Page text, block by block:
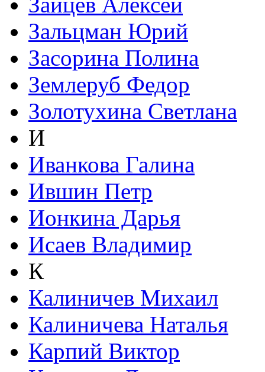
Зальцман Юрий
Засорина Полина
Землеруб Федор
Золотухина Светлана
И
Иванкова Галина
Ившин Петр
Ионкина Дарья
Исаев Владимир
К
Калиничев Михаил
Калиничева Наталья
Карпий Виктор